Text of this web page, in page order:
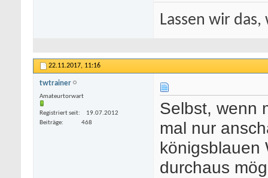
Lassen wir
22.11.2017, 11:16
twtrainer
Amateurtorwart
Registriert seit
19.07.2012
Beiträge
468
Selbst, wenn
mal nur
königsblauen
durchaus